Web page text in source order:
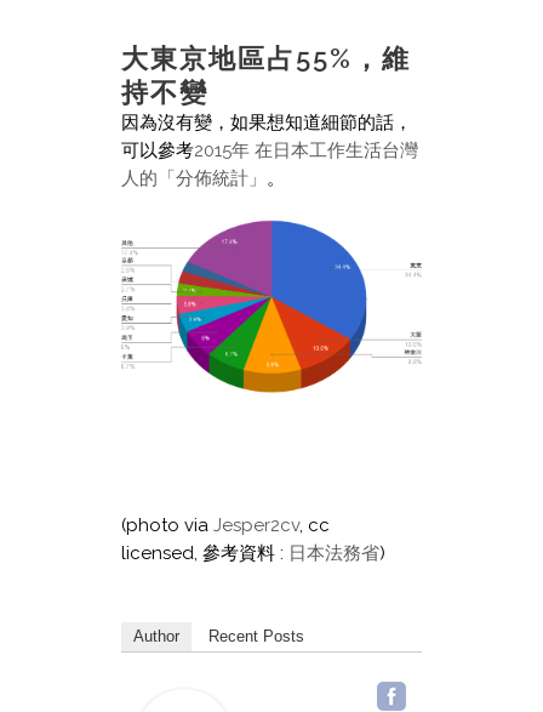
大東京地區占55%，維
持不變
因為沒有變，如果想知道細節的話，
可以參考2015年 在日本工作生活台灣
人的「分佈統計」 。
(photo via Jesper2cv, cc
licensed, 參考資料 : 日本法務省)
Author Recent Posts